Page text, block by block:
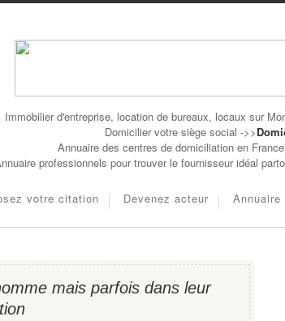
Immobilier d'entreprise, location de bureaux, locaux sur
Domicilier votre siège social ->>
Annuaire des centres de domiciliation en
professionnels pour trouver le fournisseur idéal
votre citation Devenez acteur Annuaire
mais parfois dans leur